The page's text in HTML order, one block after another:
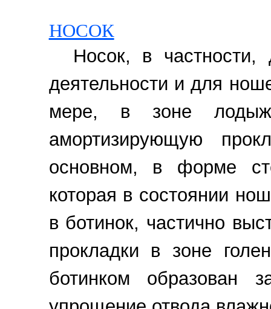
НОСОК
Носок, в частности,
деятельности и для
мере, в зоне
амортизирующую
основном, в форме
которая в состоянии
в ботинок, частично
прокладки в зоне
ботинком образован